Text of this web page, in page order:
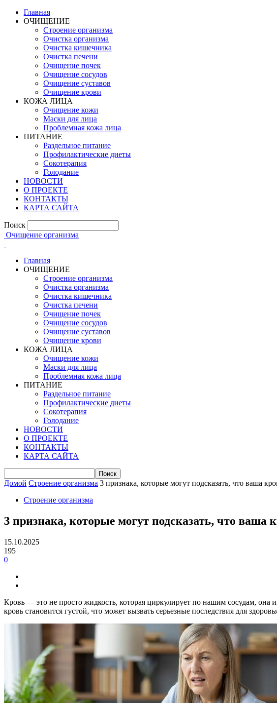
Главная
ОЧИЩЕНИЕ
Строение организма
Очистка организма
Очистка кишечника
Очистка печени
Очищение почек
Очищение сосудов
Очищение суставов
Очищение крови
КОЖА ЛИЦА
Очищение кожи
Маски для лица
Проблемная кожа лица
ПИТАНИЕ
Раздельное питание
Профилактические диеты
Сокотерапия
Голодание
НОВОСТИ
О ПРОЕКТЕ
КОНТАКТЫ
КАРТА САЙТА
Поиск
Очищение организма
Главная
ОЧИЩЕНИЕ
Строение организма
Очистка организма
Очистка кишечника
Очистка печени
Очищение почек
Очищение сосудов
Очищение суставов
Очищение крови
КОЖА ЛИЦА
Очищение кожи
Маски для лица
Проблемная кожа лица
ПИТАНИЕ
Раздельное питание
Профилактические диеты
Сокотерапия
Голодание
НОВОСТИ
О ПРОЕКТЕ
КОНТАКТЫ
КАРТА САЙТА
Домой Строение организма 3 признака, которые могут подсказать, что ваша
Строение организма
3 признака, которые могут подсказать, что ваша
15.10.2025
195
0
Кровь — это не просто жидкость, которая циркулирует по нашим сосудам,
кровь становится густой, что может вызвать серьезные последствия для